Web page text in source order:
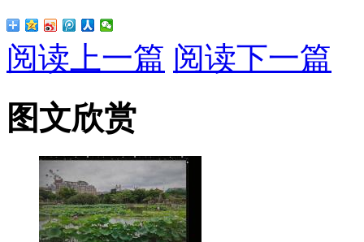
阅读上一篇 阅读下一篇
图文欣赏